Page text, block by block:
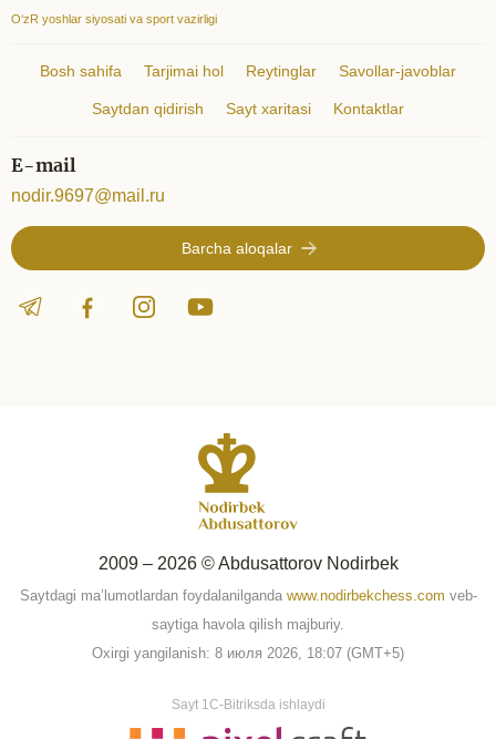
O‘zR yoshlar siyosati va sport vazirligi
Bosh sahifa Tarjimai hol Reytinglar Savollar-javoblar
Saytdan qidirish Sayt xaritasi Kontaktlar
E-mail
nodir.9697@mail.ru
Barcha aloqalar
2009 – 2026 © Abdusattorov Nodirbek
Saytdagi ma’lumotlardan foydalanilganda www.nodirbekchess.com veb-
saytiga havola qilish majburiy.
Oxirgi yangilanish: 8 июля 2026, 18:07 (GMT+5)
Sayt 1C-Bitriksda ishlaydi